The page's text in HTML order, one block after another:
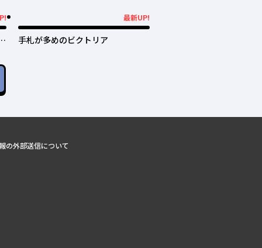
最新UP!
手札が多めのビクトリア
の外部送信について